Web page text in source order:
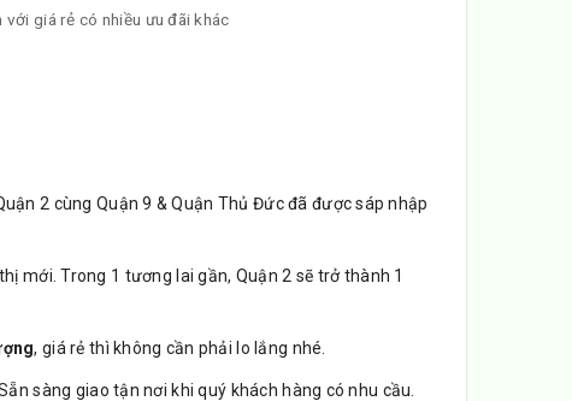
giá rẻ có nhiều ưu đãi khác
2 cùng Quận 9 & Quận Thủ Đức đã được sáp nhập
mới. Trong 1 tương lai gần, Quận 2 sẽ trở thành 1
, giá rẻ thì không cần phải lo lắng nhé.
sàng giao tận nơi khi quý khách hàng có nhu cầu.